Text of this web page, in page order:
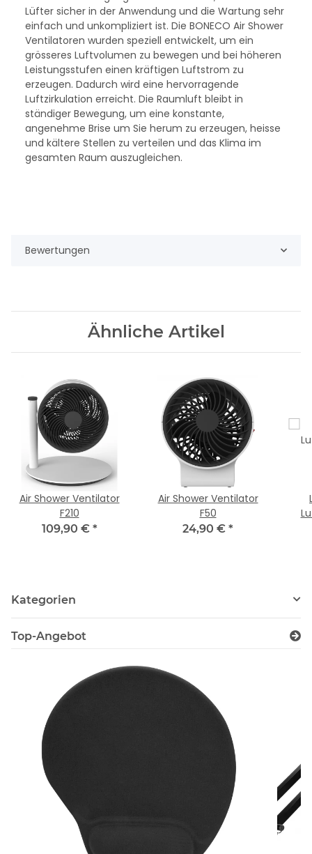
Lüfter sicher in der Anwendung und die Wartung sehr
einfach und unkompliziert ist. Die BONECO Air Shower
Ventilatoren wurden speziell entwickelt, um ein
grösseres Luftvolumen zu bewegen und bei höheren
Leistungsstufen einen kräftigen Luftstrom zu
erzeugen. Dadurch wird eine hervorragende
Luftzirkulation erreicht. Die Raumluft bleibt in
ständiger Bewegung, um eine konstante,
angenehme Brise um Sie herum zu erzeugen, heisse
und kältere Stellen zu verteilen und das Klima im
gesamten Raum auszugleichen.
Bewertungen
Ähnliche Artikel
Air Shower Ventilator
F210
109,90 € *
Air Shower Ventilator
F50
24,90 € *
Kategorien
Top-Angebot